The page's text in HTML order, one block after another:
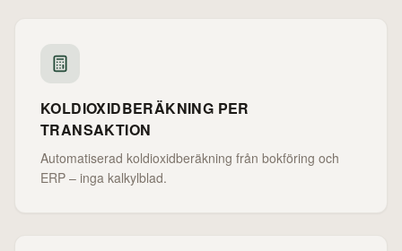
KOLDIOXIDBERÄKNING PER
TRANSAKTION
Automatiserad koldioxidberäkning från bokföring och
ERP – inga kalkylblad.